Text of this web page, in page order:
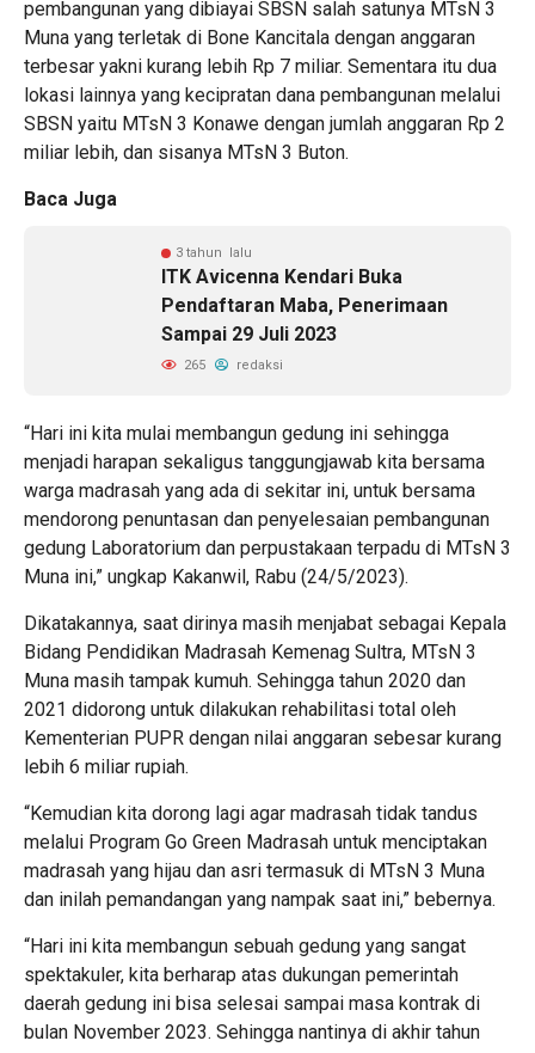
pembangunan yang dibiayai SBSN salah satunya MTsN 3
Muna yang terletak di Bone Kancitala dengan anggaran
terbesar yakni kurang lebih Rp 7 miliar. Sementara itu dua
lokasi lainnya yang kecipratan dana pembangunan melalui
SBSN yaitu MTsN 3 Konawe dengan jumlah anggaran Rp 2
miliar lebih, dan sisanya MTsN 3 Buton.
Baca Juga
3 tahun lalu
ITK Avicenna Kendari Buka
Pendaftaran Maba, Penerimaan
Sampai 29 Juli 2023
265 redaksi
“Hari ini kita mulai membangun gedung ini sehingga
menjadi harapan sekaligus tanggungjawab kita bersama
warga madrasah yang ada di sekitar ini, untuk bersama
mendorong penuntasan dan penyelesaian pembangunan
gedung Laboratorium dan perpustakaan terpadu di MTsN 3
Muna ini,” ungkap Kakanwil, Rabu (24/5/2023).
Dikatakannya, saat dirinya masih menjabat sebagai Kepala
Bidang Pendidikan Madrasah Kemenag Sultra, MTsN 3
Muna masih tampak kumuh. Sehingga tahun 2020 dan
2021 didorong untuk dilakukan rehabilitasi total oleh
Kementerian PUPR dengan nilai anggaran sebesar kurang
lebih 6 miliar rupiah.
“Kemudian kita dorong lagi agar madrasah tidak tandus
melalui Program Go Green Madrasah untuk menciptakan
madrasah yang hijau dan asri termasuk di MTsN 3 Muna
dan inilah pemandangan yang nampak saat ini,” bebernya.
“Hari ini kita membangun sebuah gedung yang sangat
spektakuler, kita berharap atas dukungan pemerintah
daerah gedung ini bisa selesai sampai masa kontrak di
bulan November 2023. Sehingga nantinya di akhir tahun